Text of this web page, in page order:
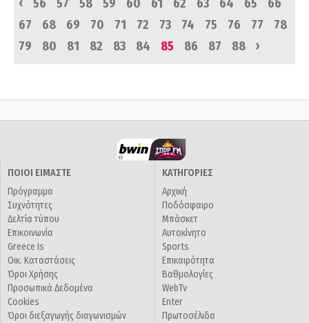
56 57 58 59 60 61 62 63 64 65
66
67
68 69 70 71 72 73 74 75 76 77
78
79
80 81 82 83 84 85 86 87 88 ›
ΠΟΙΟΙ ΕΙΜΑΣΤΕ
Πρόγραμμα
Συχνότητες
Δελτία τύπου
Επικοινωνία
Greece Is
Οικ. Καταστάσεις
Όροι Χρήσης
Προσωπικά Δεδομένα
Cookies
Όροι διεξαγωγής διαγωνισμών
ΚΑΤΗΓΟΡΙΕΣ
Αρχική
Ποδόσφαιρο
Μπάσκετ
Αυτοκίνητο
Sports
Επικαιρότητα
Βαθμολογίες
WebTv
Enter
Πρωτοσέλιδα